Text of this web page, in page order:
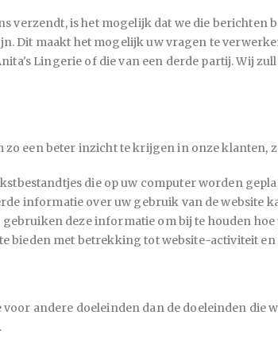
verzendt, is het mogelijk dat we die berichten
Dit maakt het mogelijk uw vragen te
Lingerie of die van een derde partij. Wij
een beter inzicht te krijgen in onze klanten,
die op uw computer worden
informatie over uw gebruik van de website
deze informatie om bij te houden
bieden met betrekking tot website-activiteit
andere doeleinden dan de doeleinden die